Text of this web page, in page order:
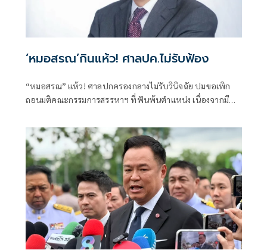
‘หมอสรณ’กินแห้ว! ศาลปค.ไม่รับฟ้อง
“หมอสรณ” แห้ว! ศาลปกครองกลางไม่รับวินิจฉัย ปมขอเพิก
ถอนมติคณะกรรมการสรรหาฯ ที่ฟันพ้นตำแหน่ง เนื่องจากมี